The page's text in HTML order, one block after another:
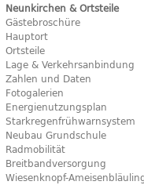
Neunkirchen & Ortsteile
Gästebroschüre
Hauptort
Ortsteile
Lage & Verkehrsanbindung
Zahlen und Daten
Fotogalerien
Energienutzungsplan
Starkregenfrühwarnsystem
Neubau Grundschule
Radmobilität
Breitbandversorgung
Wiesenknopf-